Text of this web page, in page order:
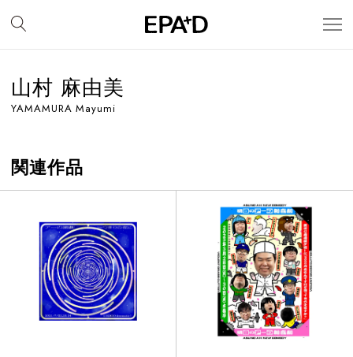
山村 麻由美
YAMAMURA Mayumi
関連作品